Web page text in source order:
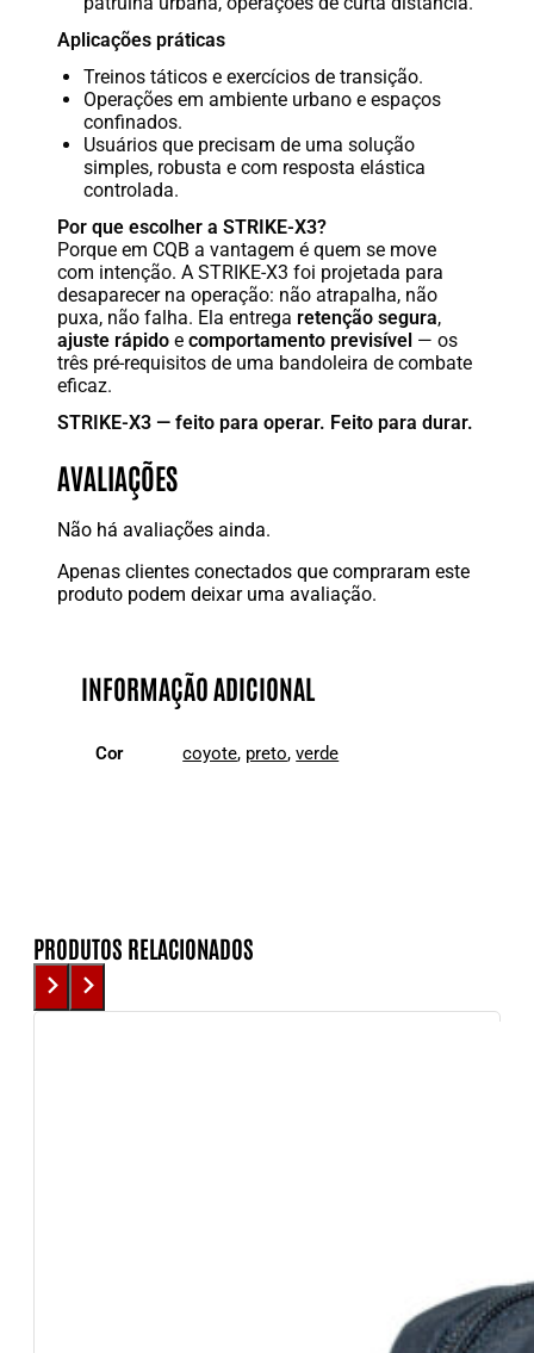
Aplicações práticas
Treinos táticos e exercícios de transição.
Operações em ambiente urbano e espaços
confinados.
Usuários que precisam de uma solução
simples, robusta e com resposta elástica
controlada.
Por que escolher a STRIKE-X3?
Porque em CQB a vantagem é quem se move
com intenção. A STRIKE-X3 foi projetada para
desaparecer na operação: não atrapalha, não
puxa, não falha. Ela entrega retenção segura,
ajuste rápido e comportamento previsível — os
três pré-requisitos de uma bandoleira de combate
eficaz.
STRIKE-X3 — feito para operar. Feito para durar.
AVALIAÇÕES
Não há avaliações ainda.
Apenas clientes conectados que compraram este
produto podem deixar uma avaliação.
INFORMAÇÃO ADICIONAL
Cor coyote, preto,verde
PRODUTOS RELACIONADOS